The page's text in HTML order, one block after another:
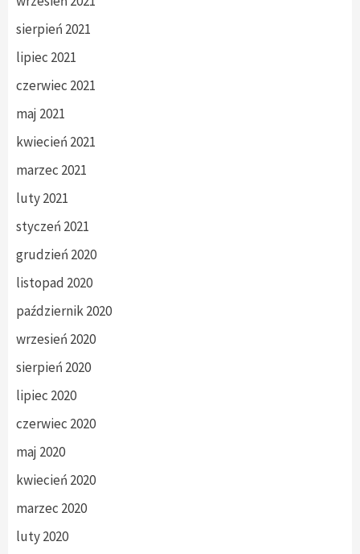
sierpień 2021
lipiec 2021
czerwiec 2021
maj 2021
kwiecień 2021
marzec 2021
luty 2021
styczeń 2021
grudzień 2020
listopad 2020
październik 2020
wrzesień 2020
sierpień 2020
lipiec 2020
czerwiec 2020
maj 2020
kwiecień 2020
marzec 2020
luty 2020